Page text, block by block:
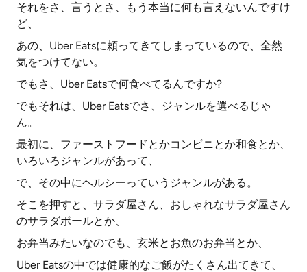
それをさ、言うとさ、もう本当に何も言えないんですけ
ど、
あの、Uber Eatsに頼ってきてしまっているので、全然
気をつけてない。
でもさ、Uber Eatsで何食べてるんですか?
でもそれは、Uber Eatsでさ、ジャンルを選べるじゃ
ん。
最初に、ファーストフードとかコンビニとか和食とか、
いろいろジャンルがあって、
で、その中にヘルシーっていうジャンルがある。
そこを押すと、サラダ屋さん、おしゃれなサラダ屋さん
のサラダボールとか、
お弁当みたいなのでも、玄米とお魚のお弁当とか、
Uber Eatsの中では健康的なご飯がたくさん出てきて、